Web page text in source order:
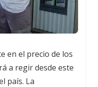
en el precio de los
a regir desde este
país. La